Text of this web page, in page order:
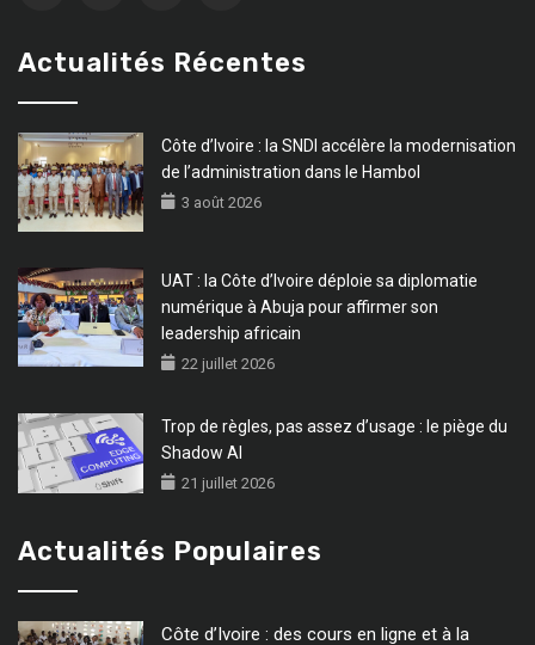
Actualités Récentes
Côte d’Ivoire : la SNDI accélère la modernisation
de l’administration dans le Hambol
3 août 2026
UAT : la Côte d’Ivoire déploie sa diplomatie
numérique à Abuja pour affirmer son
leadership africain
22 juillet 2026
Trop de règles, pas assez d’usage : le piège du
Shadow AI
21 juillet 2026
Actualités Populaires
Côte d’Ivoire : des cours en ligne et à la